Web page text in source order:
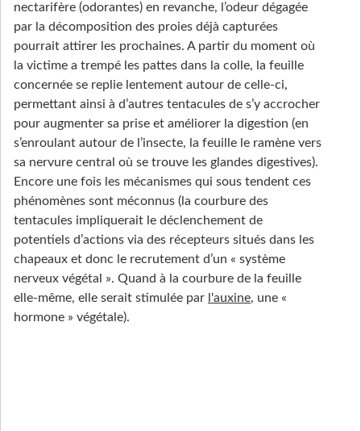
nectarifère (odorantes) en revanche, l’odeur dégagée
par la décomposition des proies déjà capturées
pourrait attirer les prochaines. A partir du moment où
la victime a trempé les pattes dans la colle, la feuille
concernée se replie lentement autour de celle-ci,
permettant ainsi à d’autres tentacules de s’y accrocher
pour augmenter sa prise et améliorer la digestion (en
s’enroulant autour de l’insecte, la feuille le ramène vers
sa nervure central où se trouve les glandes digestives).
Encore une fois les mécanismes qui sous tendent ces
phénomènes sont méconnus (la courbure des
tentacules impliquerait le déclenchement de
potentiels d’actions via des récepteurs situés dans les
chapeaux et donc le recrutement d’un « système
nerveux végétal ». Quand à la courbure de la feuille
elle-même, elle serait stimulée par l'auxine, une «
hormone » végétale).